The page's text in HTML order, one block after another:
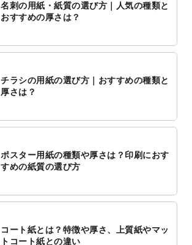
名刺の用紙・紙質の選び方｜人気の種類と
おすすめの厚さは？
チラシの用紙の選び方｜おすすめの種類と
厚さは？
ポスター用紙の種類や厚さは？印刷におす
すめの紙質の選び方
コート紙とは？特徴や厚さ、上質紙やマッ
トコート紙との違い